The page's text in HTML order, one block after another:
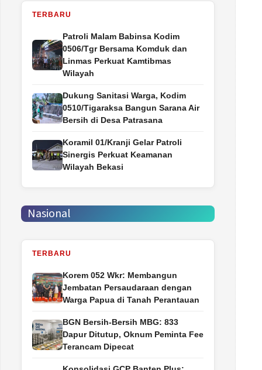
TERBARU
Patroli Malam Babinsa Kodim
0506/Tgr Bersama Komduk dan
Linmas Perkuat Kamtibmas
Wilayah
Dukung Sanitasi Warga, Kodim
0510/Tigaraksa Bangun Sarana Air
Bersih di Desa Patrasana
Koramil 01/Kranji Gelar Patroli
Sinergis Perkuat Keamanan
Wilayah Bekasi
Nasional
TERBARU
Korem 052 Wkr: Membangun
Jembatan Persaudaraan dengan
Warga Papua di Tanah Perantauan
BGN Bersih-Bersih MBG: 833
Dapur Ditutup, Oknum Peminta Fee
Terancam Dipecat